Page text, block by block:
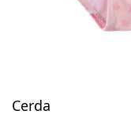
Cerda